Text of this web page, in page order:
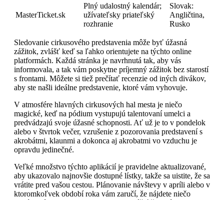
MasterTicket.sk
Plný udalostný kalendár;
užívateľsky priateľský
rozhranie
Slovak:
Angličtina,
Rusko
Sledovanie cirkusového predstavenia môže byť úžasná
zážitok, zvlášť keď sa ľahko orientujete na týchto online
platformách. Každá stránka je navrhnutá tak, aby vás
informovala, a tak vám poskytne príjemný zážitok bez starostí
s frontami. Môžete si tiež prečítať recenzie od iných divákov,
aby ste našli ideálne predstavenie, ktoré vám vyhovuje.
V atmosfére hlavných cirkusových hal mesta je niečo
magické, keď na pódium vystupujú talentovaní umelci a
predvádzajú svoje úžasné schopnosti. Ať už je to v pondelok
alebo v štvrtok večer, vzrušenie z pozorovania predstavení s
akrobátmi, klaunmi a dokonca aj akrobatmi vo vzduchu je
opravdu jedinečné.
Veľké množstvo týchto aplikácií je pravidelne aktualizované,
aby ukazovalo najnovšie dostupné lístky, takže sa uistite, že sa
vrátite pred vašou cestou. Plánovanie návštevy v apríli alebo v
ktoromkoľvek období roka vám zaručí, že nájdete niečo